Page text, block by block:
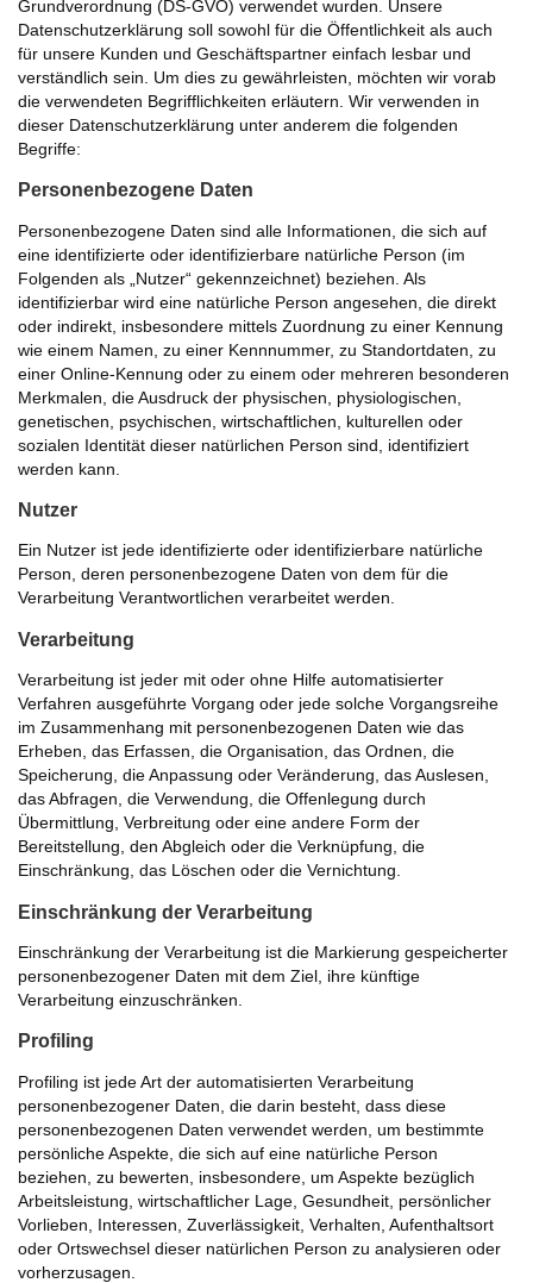
Grundverordnung (DS-GVO) verwendet wurden. Unsere
Datenschutzerklärung soll sowohl für die Öffentlichkeit als auch
für unsere Kunden und Geschäftspartner einfach lesbar und
verständlich sein. Um dies zu gewährleisten, möchten wir vorab
die verwendeten Begrifflichkeiten erläutern. Wir verwenden in
dieser Datenschutzerklärung unter anderem die folgenden
Begriffe:
Personenbezogene Daten
Personenbezogene Daten sind alle Informationen, die sich auf
eine identifizierte oder identifizierbare natürliche Person (im
Folgenden als „Nutzer“ gekennzeichnet) beziehen. Als
identifizierbar wird eine natürliche Person angesehen, die direkt
oder indirekt, insbesondere mittels Zuordnung zu einer Kennung
wie einem Namen, zu einer Kennnummer, zu Standortdaten, zu
einer Online-Kennung oder zu einem oder mehreren besonderen
Merkmalen, die Ausdruck der physischen, physiologischen,
genetischen, psychischen, wirtschaftlichen, kulturellen oder
sozialen Identität dieser natürlichen Person sind, identifiziert
werden kann.
Nutzer
Ein Nutzer ist jede identifizierte oder identifizierbare natürliche
Person, deren personenbezogene Daten von dem für die
Verarbeitung Verantwortlichen verarbeitet werden.
Verarbeitung
Verarbeitung ist jeder mit oder ohne Hilfe automatisierter
Verfahren ausgeführte Vorgang oder jede solche Vorgangsreihe
im Zusammenhang mit personenbezogenen Daten wie das
Erheben, das Erfassen, die Organisation, das Ordnen, die
Speicherung, die Anpassung oder Veränderung, das Auslesen,
das Abfragen, die Verwendung, die Offenlegung durch
Übermittlung, Verbreitung oder eine andere Form der
Bereitstellung, den Abgleich oder die Verknüpfung, die
Einschränkung, das Löschen oder die Vernichtung.
Einschränkung der Verarbeitung
Einschränkung der Verarbeitung ist die Markierung gespeicherter
personenbezogener Daten mit dem Ziel, ihre künftige
Verarbeitung einzuschränken.
Profiling
Profiling ist jede Art der automatisierten Verarbeitung
personenbezogener Daten, die darin besteht, dass diese
personenbezogenen Daten verwendet werden, um bestimmte
persönliche Aspekte, die sich auf eine natürliche Person
beziehen, zu bewerten, insbesondere, um Aspekte bezüglich
Arbeitsleistung, wirtschaftlicher Lage, Gesundheit, persönlicher
Vorlieben, Interessen, Zuverlässigkeit, Verhalten, Aufenthaltsort
oder Ortswechsel dieser natürlichen Person zu analysieren oder
vorherzusagen.